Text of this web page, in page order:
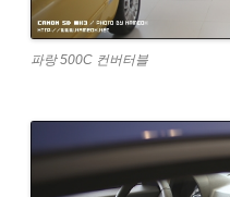
파랑 500C 컨버터블